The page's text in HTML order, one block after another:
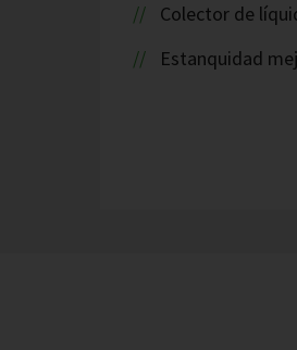
Colector de
Estanquidad